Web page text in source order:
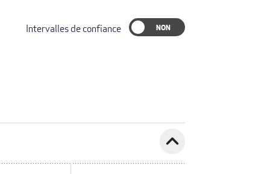
Intervalles de confiance
expand_less